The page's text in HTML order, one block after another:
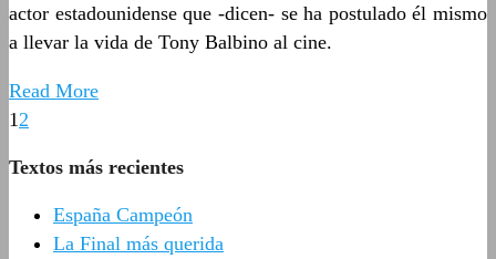
actor estadounidense que -dicen- se ha postulado él mismo
a llevar la vida de Tony Balbino al cine.
Read More
1 2
Textos más recientes
España Campeón
La Final más querida